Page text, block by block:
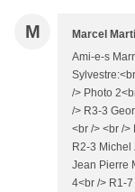
M Marcel
Ami-e-s
/> Photo
/> R3-3
<br /> <br />
R2-3 Michel
Jean Pierre
4<br /> R1-